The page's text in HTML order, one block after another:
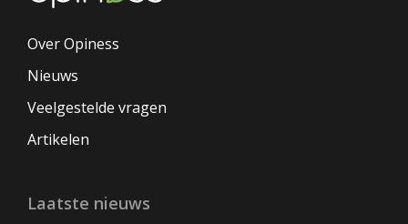
Over Opiness
Nieuws
Veelgestelde vragen
Artikelen
Laatste nieuws